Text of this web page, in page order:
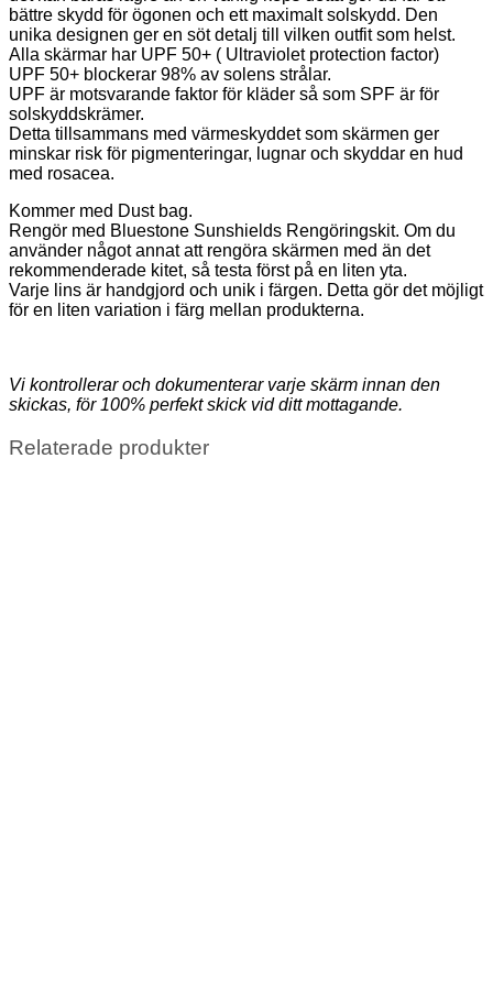
bättre skydd för ögonen och ett maximalt solskydd. Den
unika designen ger en söt detalj till vilken outfit som helst.
Alla skärmar har UPF 50+ ( Ultraviolet protection factor)
UPF 50+ blockerar 98% av solens strålar.
UPF är motsvarande faktor för kläder så som SPF är för
solskyddskrämer.
Detta tillsammans med värmeskyddet som skärmen ger
minskar risk för pigmenteringar, lugnar och skyddar en hud
med rosacea.
Kommer med Dust bag.
Rengör med Bluestone Sunshields Rengöringskit. Om du
använder något annat att rengöra skärmen med än det
rekommenderade kitet, så testa först på en liten yta.
Varje lins är handgjord och unik i färgen. Detta gör det möjligt
för en liten variation i färg mellan produkterna.
Vi kontrollerar och dokumenterar varje skärm innan den
skickas, för 100% perfekt skick vid ditt mottagande.
Relaterade produkter